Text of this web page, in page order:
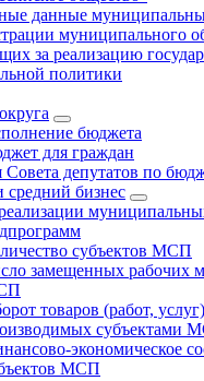
данные
муниципального
за реализацию
политики
бюджета
для граждан
депутатов по
бизнес
субъектов МСП
замещенных рабочих
товаров (работ,
субъектами
экономическое
МСП